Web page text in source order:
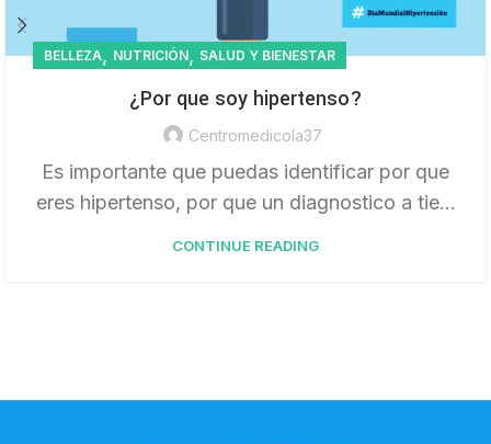
BELLEZA, NUTRICIÓN, SALUD Y BIENESTAR
¿Por que soy hipertenso?
Centromedicola37
Es importante que puedas identificar por que
eres hipertenso, por que un diagnostico a tie...
CONTINUE READING